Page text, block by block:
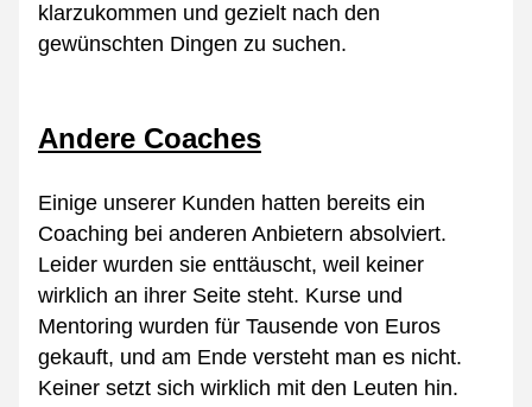
klarzukommen und gezielt nach den
gewünschten Dingen zu suchen.
Andere Coaches
Einige unserer Kunden hatten bereits ein
Coaching bei anderen Anbietern absolviert.
Leider wurden sie enttäuscht, weil keiner
wirklich an ihrer Seite steht. Kurse und
Mentoring wurden für Tausende von Euros
gekauft, und am Ende versteht man es nicht.
Keiner setzt sich wirklich mit den Leuten hin.